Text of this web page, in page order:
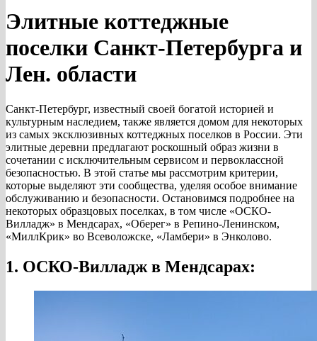
Элитные коттеджные
поселки Санкт-Петербурга и
Лен. области
Санкт-Петербург, известный своей богатой историей и
культурным наследием, также является домом для некоторых
из самых эксклюзивных коттеджных поселков в России. Эти
элитные деревни предлагают роскошный образ жизни в
сочетании с исключительным сервисом и первоклассной
безопасностью. В этой статье мы рассмотрим критерии,
которые выделяют эти сообщества, уделяя особое внимание
обслуживанию и безопасности. Остановимся подробнее на
некоторых образцовых поселках, в том числе «ОСКО-
Вилладж» в Мендсарах, «Оберег» в Репино-Ленинском,
«МиллКрик» во Всеволожске, «Ламбери» в Энколово.
1. ОСКО-Вилладж в Мендсарах: